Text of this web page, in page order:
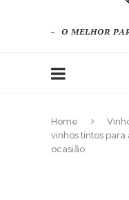
O MELHOR
Home
vinhos tintos
ocasião